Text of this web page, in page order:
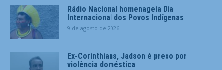
Rádio Nacional homenageia Dia
Internacional dos Povos Indígenas
9 de agosto de 2026
Ex-Corinthians, Jadson é preso por
violência doméstica